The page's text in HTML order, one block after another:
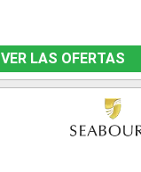
VER LAS OFERTAS